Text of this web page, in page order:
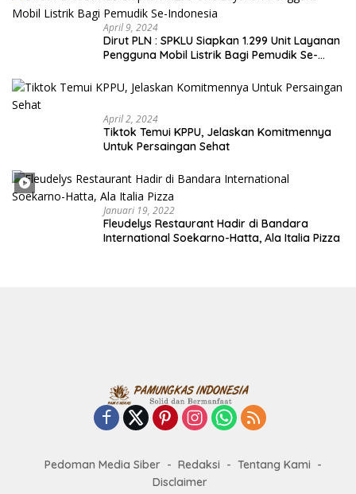
April 9, 2024
Dirut PLN : SPKLU Siapkan 1.299 Unit Layanan
Pengguna Mobil Listrik Bagi Pemudik Se-
April 2, 2024
Tiktok Temui KPPU, Jelaskan Komitmennya
Untuk Persaingan Sehat
Januari 19, 2022
Fleudelys Restaurant Hadir di Bandara
International Soekarno-Hatta, Ala Italia Pizza
Pedoman Media Siber Redaksi
Tentang Kami
Disclaimer